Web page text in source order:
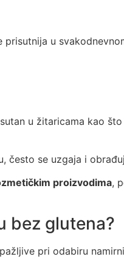
prisutnija u
u žitaricama kao
često se uzgaja i
proizvodima,
bez glutena?
pri odabiru